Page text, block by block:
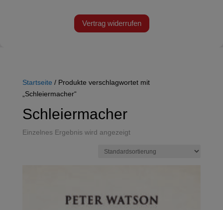
Vertrag widerrufen
Startseite / Produkte verschlagwortet mit
„Schleiermacher“
Schleiermacher
Einzelnes Ergebnis wird angezeigt